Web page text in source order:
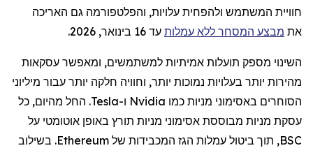
חוויית המשתמש ולהפחית עלויות, והפלטפורמה גם האריכה
את מבצע המסחר ללא עמלות עד 16 בינואר, 2026.
השינוי מספק תועלות אמיתיות למשתמשים, ומאפשר עסקאות
מהירות יותר בעלויות נמוכות יותר, וחוויה חלקה יותר עבור מיליוני
הסוחרים באסימוני מניות כמו Nvidia ו-Tesla. החל מהיום, כל
עסקת מניות מבוססת אסימוני מניות תורץ באופן אוטומטי על
BSC, תוך ביטול עמלות הגז המכבידות של Ethereum. בשילוב